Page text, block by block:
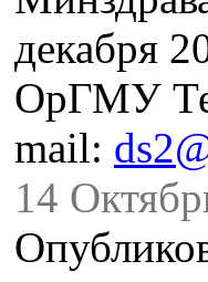
декабря
ОрГМУ
mail:
14